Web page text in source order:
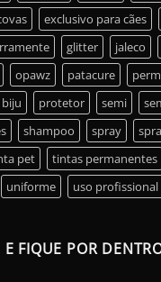
exclusivo para cães
glitter jaleco
opawz patacure
protetor semi
shampoo spray
pet tintas permanentes
uniforme uso profissional
E FIQUE POR